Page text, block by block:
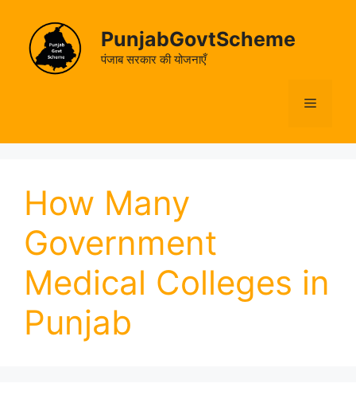
content
PunjabGovtScheme
पंजाब सरकार की योजनाएँ
Menu
How Many
Government
Medical Colleges in
Punjab